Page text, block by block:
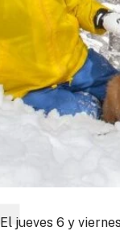
El jueves 6 y